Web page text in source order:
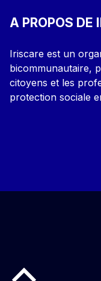
A PROPOS DE
Iriscare est un
bicommunautaire,
citoyens et les
protection sociale